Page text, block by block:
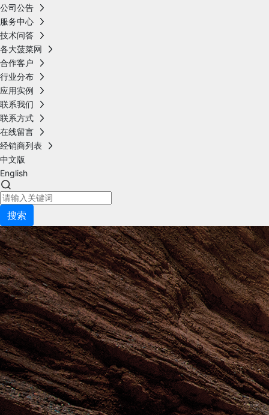
公司公告
服务中心
技术问答
各大菠菜网
合作客户
行业分布
应用实例
联系我们
联系方式
在线留言
经销商列表
中文版
English
搜索